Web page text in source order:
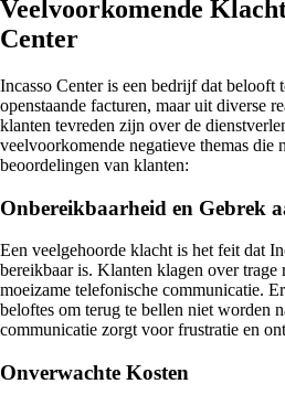
Veelvoorkomende
Center
Incasso Center is een bedrijf dat belooft
openstaande facturen, maar uit diverse
klanten tevreden zijn over de
veelvoorkomende negatieve themas die
beoordelingen van klanten:
Onbereikbaarheid en Gebrek
Een veelgehoorde klacht is het feit dat
bereikbaar is. Klanten klagen over trage
moeizame telefonische communicatie.
beloftes om terug te bellen niet worden
communicatie zorgt voor frustratie en
Onverwachte Kosten